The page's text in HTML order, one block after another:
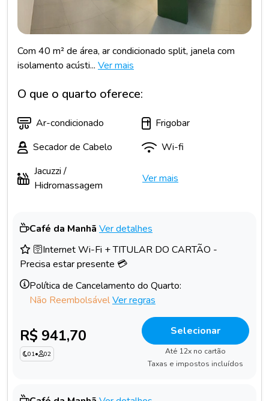
Com 40 m² de área, ar condicionado split, janela com
isolamento acústi... Ver mais
O que o quarto oferece:
Ar-condicionado
Frigobar
Secador de Cabelo
Wi-fi
Jacuzzi /
Hidromassagem
Ver mais
Café da Manhã Ver detalhes
🛜Internet Wi-Fi + TITULAR DO CARTÃO -
Precisa estar presente 💳
Política de Cancelamento do Quarto:
Não ReembolsávelVer regras
R$ 941,70
01• 02
Selecionar
Até 12x no cartão
Taxas e impostos incluídos